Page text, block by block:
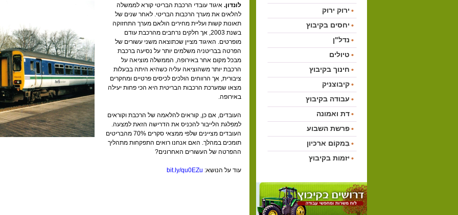
ירוק ירוק
יחסים בקיבוץ
נדל"ן
טיולים
חינוך בקיבוץ
קיבוצניק
עבודה בקיבוץ
דת ואמונה
פרשת השבוע
בִמקוֹם ארכיון
יזמות בקיבוץ
לונדון. איגוד עובדי הרכבת הבריטי קורא לממשלה
להלאים את מערך הרכבות הבריטי. לאחר שנים של
תאונות קשות ועליית מחירים הולאם מערך התחזוקה
בשנת 2003, אך חלקים נרחבים מהרכבת עודם
מופרטים. האיגוד מציין שכתוצאה משני עשורים של
הפרטה בבריטניה משלמים יותר על נסיעה ברכבת
מבכל מקום אחר באירופה, הממשלה מוציאה על
הרכבת יותר משהוציאה עליה כשהיא היתה בבעלות
ציבורית, אך הרווחים הולכים לכיסים פרטיים ומחקרים
מצאו שמערכת הרכבות הבריטית היא הכי פחות יעילה
באירופה.
העובדים, אם כן, קוראים להלאמה של הרכבת וקוראים
למפלגת הלייבור להכניס את הדרישה הזאת למצעה.
העובדים מציינים שלפי ממצאי סקרים 70% מהבריטים
תומכים במהלך. האם אנחנו רואים התפקחות מתהליך
ההפרטה של העשורים האחרונים?
עוד על הנושא: bit.ly/qu0EZu